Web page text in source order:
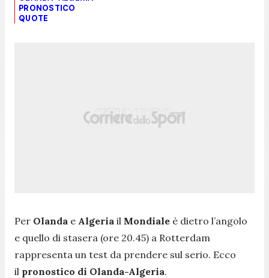
PRONOSTICO
QUOTE
Per Olanda e Algeria il Mondiale è dietro l’angolo
e quello di stasera (ore 20.45) a Rotterdam
rappresenta un test da prendere sul serio. Ecco
il pronostico di Olanda-Algeria.